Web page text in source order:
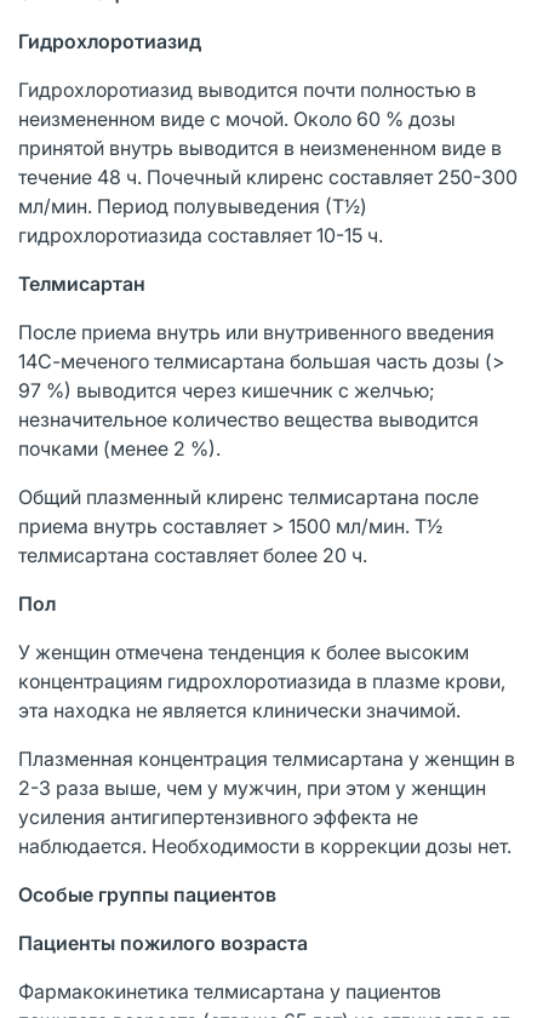
Гидрохлоротиазид
Гидрохлоротиазид выводится почти полностью в
неизмененном виде с мочой. Около 60 % дозы
принятой внутрь выводится в неизмененном виде в
течение 48 ч. Почечный клиренс составляет 250-300
мл/мин. Период полувыведения (Т½)
гидрохлоротиазида составляет 10-15 ч.
Телмисартан
После приема внутрь или внутривенного введения
14С-меченого телмисартана большая часть дозы (>
97 %) выводится через кишечник с желчью;
незначительное количество вещества выводится
почками (менее 2 %).
Общий плазменный клиренс телмисартана после
приема внутрь составляет > 1500 мл/мин. Т½
телмисартана составляет более 20 ч.
Пол
У женщин отмечена тенденция к более высоким
концентрациям гидрохлоротиазида в плазме крови,
эта находка не является клинически значимой.
Плазменная концентрация телмисартана у женщин в
2-3 раза выше, чем у мужчин, при этом у женщин
усиления антигипертензивного эффекта не
наблюдается. Необходимости в коррекции дозы нет.
Особые группы пациентов
Пациенты пожилого возраста
Фармакокинетика телмисартана у пациентов